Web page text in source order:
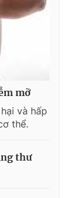
mỡ
và hấp
thể.
thư